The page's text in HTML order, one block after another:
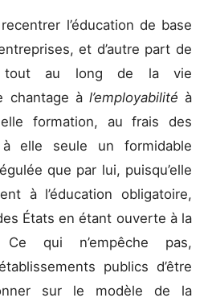
l’éducation de base
et d’autre part de
tout au long de la vie
chantage à l’employabilité à
formation, au frais des
elle seule un formidable
que par lui, puisqu’elle
à l’éducation obligatoire,
États en étant ouverte à la
Ce qui n’empêche pas,
publics d’être
sur le modèle de la